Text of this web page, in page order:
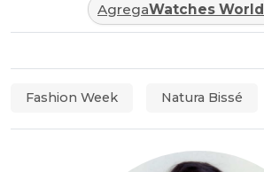
AgregaWatches World
Fashion Week Natura Bissé